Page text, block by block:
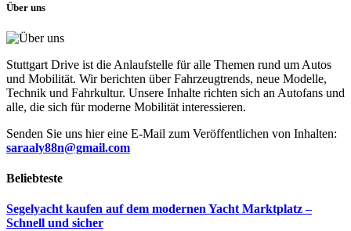
Über uns
Stuttgart Drive ist die Anlaufstelle für alle Themen rund um Autos
und Mobilität. Wir berichten über Fahrzeugtrends, neue Modelle,
Technik und Fahrkultur. Unsere Inhalte richten sich an Autofans und
alle, die sich für moderne Mobilität interessieren.
Senden Sie uns hier eine E-Mail zum Veröffentlichen von Inhalten:
saraaly88n@gmail.com
Beliebteste
Segelyacht kaufen auf dem modernen Yacht Marktplatz –
Schnell und sicher